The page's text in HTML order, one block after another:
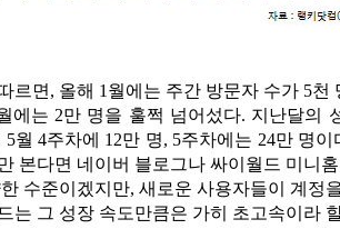
르면, 올해 1월에는 주간 방문자 수가 5천
에는 2만 명을 훌쩍 넘어섰다. 지난달의
5월 4주차에 12만 명, 5주차에는 24만 명이
본다면 네이버 블로그나 싸이월드 미니
수준이겠지만, 새로운 사용자들이 계정
는 그 성장 속도만큼은 가히 초고속이라